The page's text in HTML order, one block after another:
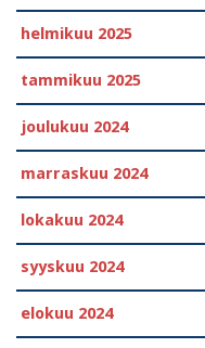
helmikuu 2025
tammikuu 2025
joulukuu 2024
marraskuu 2024
lokakuu 2024
syyskuu 2024
elokuu 2024